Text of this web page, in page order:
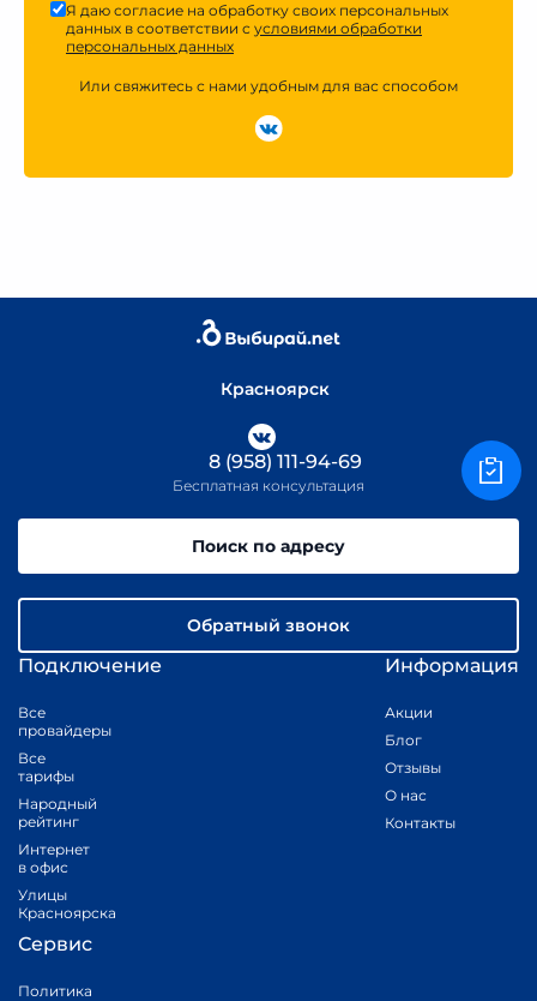
Я даю согласие на обработку своих персональных
данных в соответствии с условиями обработки
персональных данных
Или свяжитесь с нами удобным для вас способом
Красноярск
Подключение
Все
провайдеры
Все
тарифы
Народный
рейтинг
Интернет
в офис
Улицы
Красноярска
Информация
Акции
Блог
Отзывы
О нас
Контакты
Сервис
Политика
8 (958) 111-94-69
Бесплатная консультация
Поиск по адресу
Обратный звонок